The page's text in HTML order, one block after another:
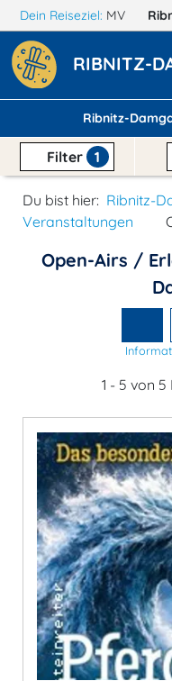
Dein Reiseziel: MV
RIBNITZ-
Ribnitz-
Filter 1
Du bist hier: Ribnitz-
Veranstaltungen
Open-Airs /
1 - 5 von